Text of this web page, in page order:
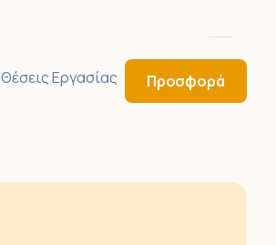
Θέσεις Εργασίας Προσφορά